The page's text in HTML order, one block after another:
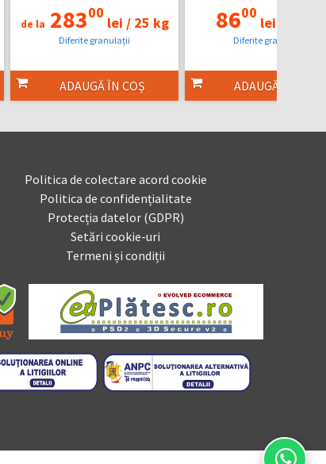
de la 28300
lei /25 kg
Diferite granulații
ADAUGĂ ÎN COȘ
8600
lei /
Diferite granulații
ADAUGĂ ÎN COȘ
Politica de colectare acord cookie
Politica de confidențialitate
Protecția datelor (GDPR)
Setări cookie-uri
Termeni și condiții